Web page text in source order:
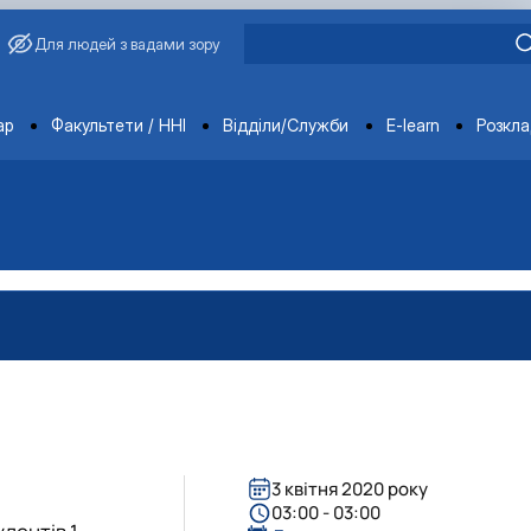
Для людей з вадами зору
Факультети / ННІ Відділи/Служби E-learn
3 квітня 2020 року
03:00 - 03:00